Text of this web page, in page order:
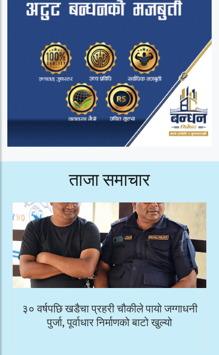
ताजा समाचार
३० वर्षपछि खडैचा प्रहरी चौकीले पायो जग्गाधनी
पुर्जा, पूर्वाधार निर्माणको बाटो खुल्यो